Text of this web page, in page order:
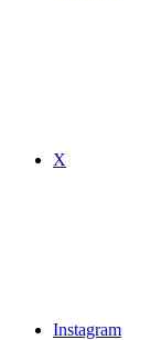
X
Instagram